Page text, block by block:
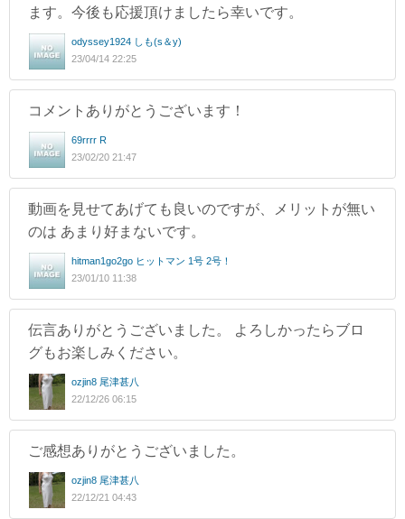
ます。今後も応援頂けましたら幸いです。
odyssey1924 しも(s＆y)
23/04/14 22:25
コメントありがとうございます！
69rrrr R
23/02/20 21:47
動画を見せてあげても良いのですが、メリットが無い
のは あまり好まないです。
hitman1go2go ヒットマン 1号 2号！
23/01/10 11:38
伝言ありがとうございました。 よろしかったらブロ
グもお楽しみください。
ozjin8 尾津甚八
22/12/26 06:15
ご感想ありがとうございました。
ozjin8 尾津甚八
22/12/21 04:43